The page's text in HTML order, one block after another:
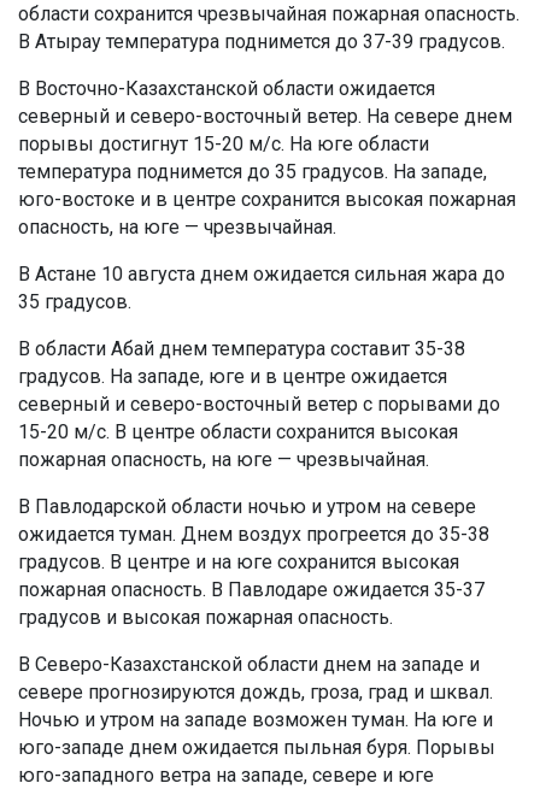
области сохранится чрезвычайная пожарная опасность.
В Атырау температура поднимется до 37-39 градусов.
В Восточно-Казахстанской области ожидается
северный и северо-восточный ветер. На севере днем
порывы достигнут 15-20 м/с. На юге области
температура поднимется до 35 градусов. На западе,
юго-востоке и в центре сохранится высокая пожарная
опасность, на юге — чрезвычайная.
В Астане 10 августа днем ожидается сильная жара до
35 градусов.
В области Абай днем температура составит 35-38
градусов. На западе, юге и в центре ожидается
северный и северо-восточный ветер с порывами до
15-20 м/с. В центре области сохранится высокая
пожарная опасность, на юге — чрезвычайная.
В Павлодарской области ночью и утром на севере
ожидается туман. Днем воздух прогреется до 35-38
градусов. В центре и на юге сохранится высокая
пожарная опасность. В Павлодаре ожидается 35-37
градусов и высокая пожарная опасность.
В Северо-Казахстанской области днем на западе и
севере прогнозируются дождь, гроза, град и шквал.
Ночью и утром на западе возможен туман. На юге и
юго-западе днем ожидается пыльная буря. Порывы
юго-западного ветра на западе, севере и юге